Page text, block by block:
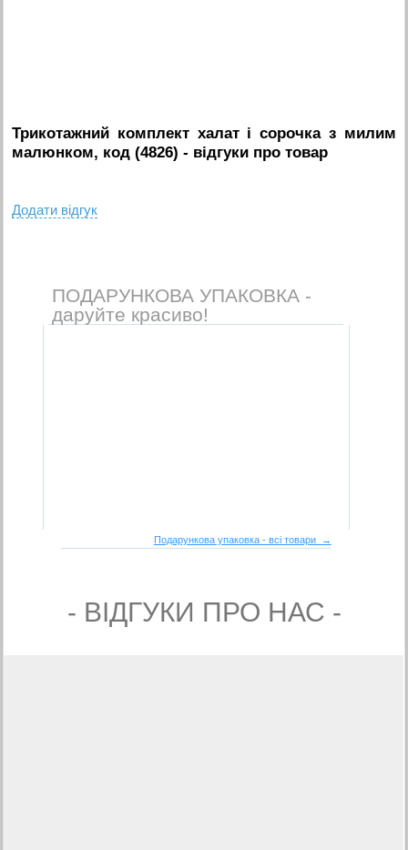
Трикотажний комплект халат і сорочка з милим
малюнком, код (4826) - вiдгуки про товар
Додати вiдгук
ПОДАРУНКОВА УПАКОВКА -
даруйте красиво!
Подарункова упаковка - всі товари →
- ВIДГУКИ ПРО НАС -